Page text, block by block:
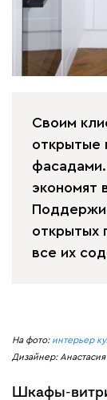
Своим
открытые
экономят
открытых
все их
На фото: интерьер
Дизайнер:
Шкафы-